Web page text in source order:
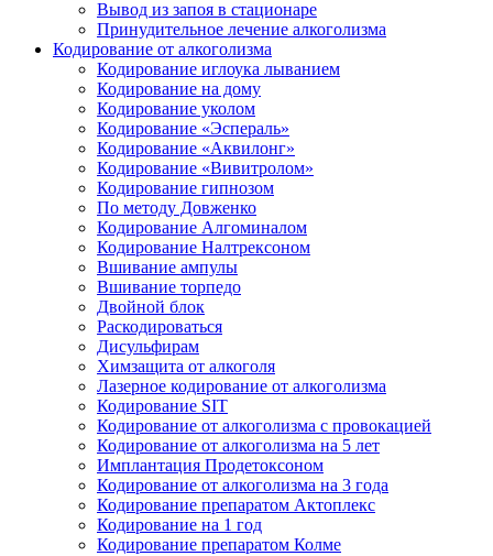
Вывод из запоя в стационаре
Принудительное лечение алкоголизма
Кодирование от алкоголизма
Кодирование иглоука лыванием
Кодирование на дому
Кодирование уколом
Кодирование «Эспераль»
Кодирование «Аквилонг»
Кодирование «Вивитролом»
Кодирование гипнозом
По методу Довженко
Кодирование Алгоминалом
Кодирование Налтрексоном
Вшивание ампулы
Вшивание торпедо
Двойной блок
Раскодироваться
Дисульфирам
Химзащита от алкоголя
Лазерное кодирование от алкоголизма
Кодирование SIT
Кодирование от алкоголизма с провокацией
Кодирование от алкоголизма на 5 лет
Имплантация Продетоксоном
Кодирование от алкоголизма на 3 года
Кодирование препаратом Актоплекс
Кодирование на 1 год
Кодирование препаратом Колме